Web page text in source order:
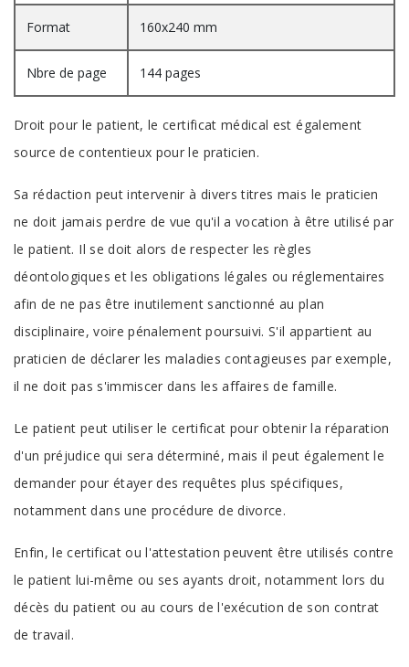
Format 160x240 mm
Nbre de page 144 pages
Droit pour le patient, le certificat médical est également
source de contentieux pour le praticien.
Sa rédaction peut intervenir à divers titres mais le praticien
ne doit jamais perdre de vue qu'il a vocation à être utilisé par
le patient. Il se doit alors de respecter les règles
déontologiques et les obligations légales ou réglementaires
afin de ne pas être inutilement sanctionné au plan
disciplinaire, voire pénalement poursuivi. S'il appartient au
praticien de déclarer les maladies contagieuses par exemple,
il ne doit pas s'immiscer dans les affaires de famille.
Le patient peut utiliser le certificat pour obtenir la réparation
d'un préjudice qui sera déterminé, mais il peut également le
demander pour étayer des requêtes plus spécifiques,
notamment dans une procédure de divorce.
Enfin, le certificat ou l'attestation peuvent être utilisés contre
le patient lui-même ou ses ayants droit, notamment lors du
décès du patient ou au cours de l'exécution de son contrat
de travail.